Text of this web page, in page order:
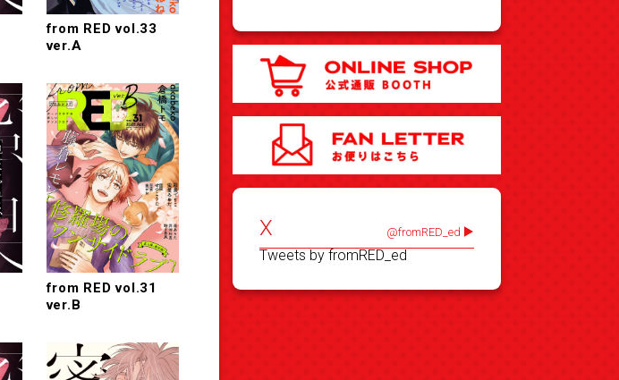
from RED vol.33
ver.A
from RED vol.31
ver.B
X @fromRED_ed
Tweets by fromRED_ed